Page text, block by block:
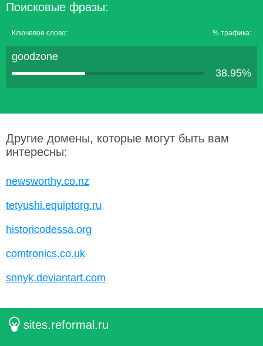
Поисковые фразы:
Ключевое слово: % трафика:
goodzone
38.95%
Другие домены, которые могут быть вам
интересны:
newsworthy.co.nz
tetyushi.equiptorg.ru
historicodessa.org
comtronics.co.uk
snnyk.deviantart.com
sites.reformal.ru